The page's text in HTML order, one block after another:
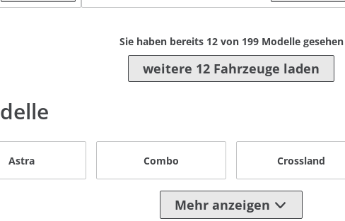
Sie haben bereits 12von 199Modelle gesehen
weitere 12 Fahrzeuge laden
Astra Combo Crossland
Mehr anzeigen